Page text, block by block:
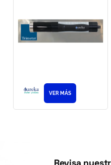
VER MÁS
Revisa